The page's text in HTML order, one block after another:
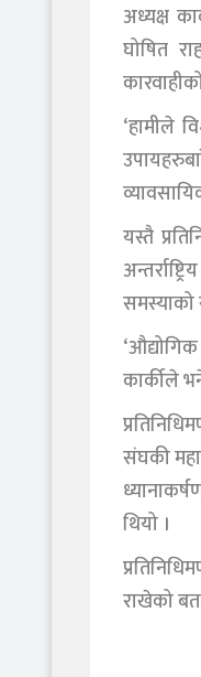
अध्यक्ष
घोषित
‘हामीले
यस्तै
समस्याको
कार्कीले
संघकी
थियो ।
राखेको